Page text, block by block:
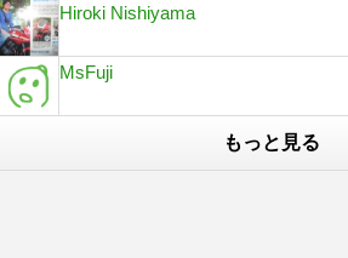
Hiroki Nishiyama
MsFuji
もっと見る